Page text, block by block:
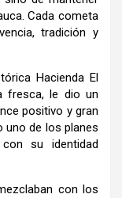
Cada cometa
tradición y
Hacienda El
fresca, le dio un
positivo y gran
uno de los planes
con su identidad
con los